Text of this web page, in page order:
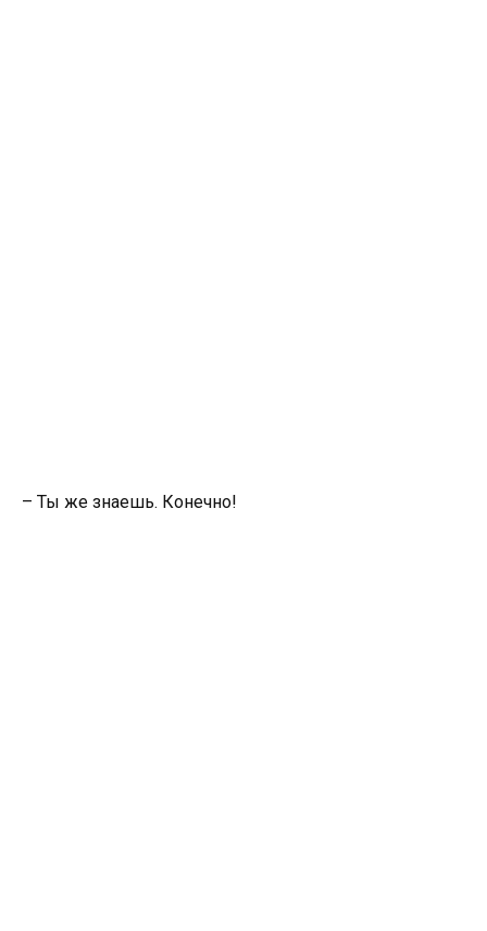
– Ты же знаешь. Конечно!